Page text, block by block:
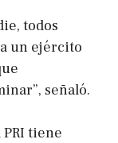
todos
un ejército
señaló.
tiene